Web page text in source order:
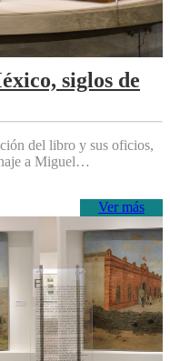
siglos de
del libro y sus oficios,
a Miguel…
Ver más